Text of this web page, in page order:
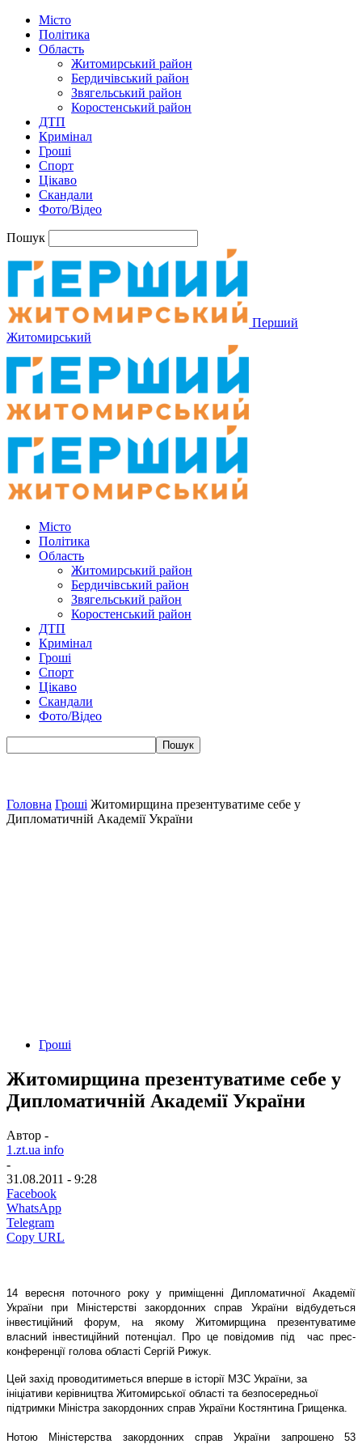
Місто
Політика
Область
Житомирський район
Бердичівський район
Звягельський район
Коростенський район
ДТП
Кримінал
Гроші
Спорт
Цікаво
Скандали
Фото/Відео
Пошук
Перший
Житомирський
Місто
Політика
Область
Житомирський район
Бердичівський район
Звягельський район
Коростенський район
ДТП
Кримінал
Гроші
Спорт
Цікаво
Скандали
Фото/Відео
Головна Гроші Житомирщина презентуватиме себе у
Дипломатичній Академії України
Гроші
Житомирщина презентуватиме себе у
Дипломатичній Академії України
Автор -
1.zt.ua info
-
31.08.2011 - 9:28
Facebook
WhatsApp
Telegram
Copy URL
14 вересня поточного року у приміщенні Дипломатичної Академії
України при Міністерстві закордонних справ України відбудеться
інвестиційний форум, на якому Житомирщина презентуватиме
власний інвестиційний потенціал. Про це повідомив під час прес-
конференції голова області Сергій Рижук.
Цей захід проводитиметься вперше в історії МЗС України, за
ініціативи керівництва Житомирської області та безпосередньої
підтримки Міністра закордонних справ України Костянтина Грищенка.
Нотою Міністерства закордонних справ України запрошено 53